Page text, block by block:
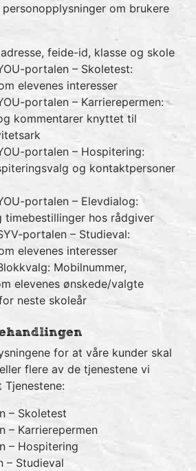
om brukere
feide-id, klasse og skole
portalen – Skoletest:
elevenes interesser
portalen – Karrierepermen:
kommentarer knyttet til
portalen – Hospitering:
og kontaktpersoner
portalen – Elevdialog:
timebestillinger hos rådgiver
portalen – Studieval:
elevenes interesser
Mobilnummer,
elevenes ønskede/valgte
neste skoleår
for at våre kunder skal
flere av de tjenestene vi
– Skoletest
– Karrierepermen
– Hospitering
– Studieval